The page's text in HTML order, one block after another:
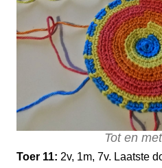
Tot en
Toer 11: 2v, 1m, 7v. Laatste